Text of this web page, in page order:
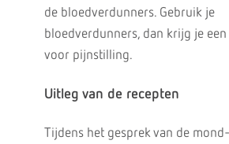
de bloedverdunners. Gebruik je
bloedverdunners, dan krijg je
voor pijnstilling.
Uitleg van de recepten
Tijdens het gesprek van de